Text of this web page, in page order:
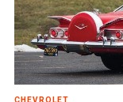
CHEVROLET